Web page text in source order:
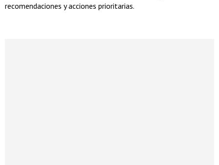
recomendaciones y acciones prioritarias.